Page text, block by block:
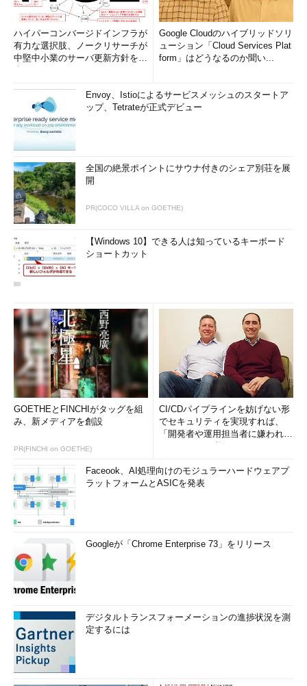
ハイパーコンバージドインフラが
有力な選択肢、ノークリサーチが
中堅中小業のサーバ更新方針を調
Google Cloudのハイブリッドソリ
ューション「Cloud Services Plat
form」はどうなるのか聞い...
Envoy、Istioによるサービスメッシュのスタートア
ップ、Tetrateが正式デビュー
全国の絶景ポイントにサウナ付きのシェア別荘を展
開
PR(COCO VILLA on GOETHE)
【Windows 10】できる人は知っているキーボード
ショートカット
GOETHEとFINCHIがタッグを組
み、新メディアを創設
PR(FINCHI on GOETHE)
CI/CDパイプラインを妨げない形
でセキュリティを実現すれば、
「開発者や運用担当者に嫌われな
Faceook、AI処理向けのモジュラーハードウェアプ
ラットフォームとASICを発表
Googleが「Chrome Enterprise 73」をリリース
デジタルトランスフォーメーションの進捗状況を測
定するには